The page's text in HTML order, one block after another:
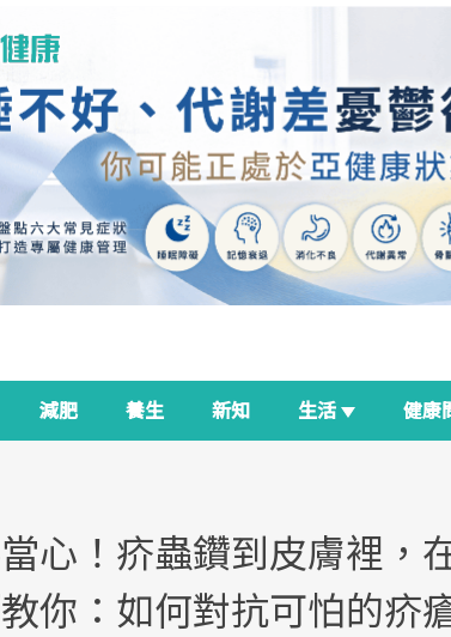
減肥 養生 新知 生活 健康
心！疥蟲鑽到皮膚裡，
你：如何對抗可怕的疥